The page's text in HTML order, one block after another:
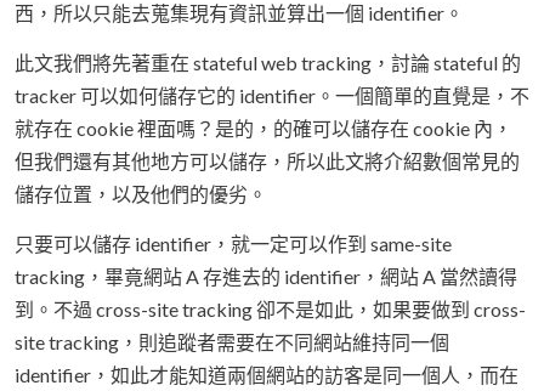
西，所以只能去蒐集現有資訊並算出一個 identifier。
此文我們將先著重在 stateful web tracking，討論 stateful 的
tracker 可以如何儲存它的 identifier。一個簡單的直覺是，不
就存在 cookie 裡面嗎？是的，的確可以儲存在 cookie 內，
但我們還有其他地方可以儲存，所以此文將介紹數個常見的
儲存位置，以及他們的優劣。
只要可以儲存 identifier，就一定可以作到 same-site
tracking，畢竟網站 A 存進去的 identifier，網站 A 當然讀得
到。不過 cross-site tracking 卻不是如此，如果要做到 cross-
site tracking，則追蹤者需要在不同網站維持同一個
identifier，如此才能知道兩個網站的訪客是同一個人，而在